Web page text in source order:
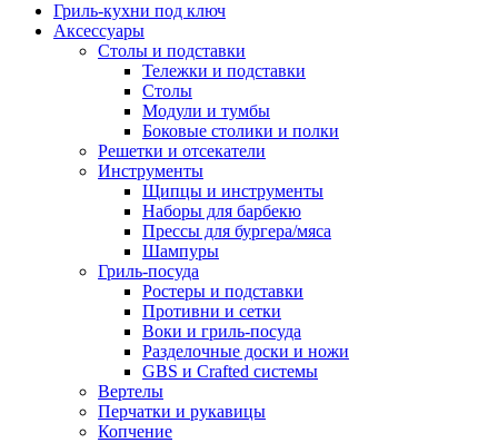
Гриль-кухни под ключ
Аксессуары
Столы и подставки
Тележки и подставки
Столы
Модули и тумбы
Боковые столики и полки
Решетки и отсекатели
Инструменты
Щипцы и инструменты
Наборы для барбекю
Прессы для бургера/мяса
Шампуры
Гриль-посуда
Ростеры и подставки
Противни и сетки
Воки и гриль-посуда
Разделочные доски и ножи
GBS и Crafted системы
Вертелы
Перчатки и рукавицы
Копчение